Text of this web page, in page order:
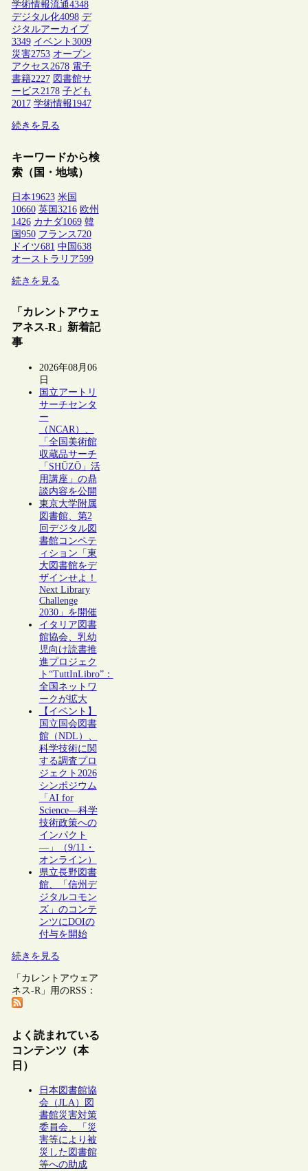
学術情報流通4348
デジタル化4098 デ
ジタルアーカイブ
3349 イベント 3009
災害2753 オープン
アクセス2678 電子
書籍2227 図書館サ
ービス2178 子ども
2017 学術情報1947
続きを見る
キーワードから検
索（国・地域）
日本19623 米国
10660 英国 3216 欧州
1426 カナダ1069 韓
国 950 フランス 720
ドイツ681 中国 638
オーストラリア599
続きを見る
「カレントアウェ
アネス-R」新着記
事
2026年08月06
日
国立アートリ
サーチセンタ
ー
（NCAR）、
「全国美術館
収蔵品サーチ
「SHŪZŌ」活
用講座」の鼎
談内容を公開
東京大学附属
図書館、第2
回デジタル図
書館コンペテ
ィション「東
大図書館をデ
ザインせよ！
Next Library
Challenge
2030」を開催
イタリア図書
館協会、乳幼
児向け読書推
進プロジェク
ト“TuttInLibro”：
全国ネットワ
ークが拡大
【イベント】
国立国会図書
館（NDL）、
科学技術に関
する調査プロ
ジェクト2026
シンポジウム
「AI for
Science―科学
技術政策への
インパクト
―」（9/11・
オンライン）
県立長野図書
館、「信州デ
ジタルコモン
ズ」のコンテ
ンツにDOIの
付与を開始
続きを見る
「カレントアウェア
ネス-R」用のRSS：
よく読まれている
コンテンツ（本
日）
日本図書館協
会（JLA）図
書館災害対策
委員会、「災
害等により被
災した図書館
等への助成